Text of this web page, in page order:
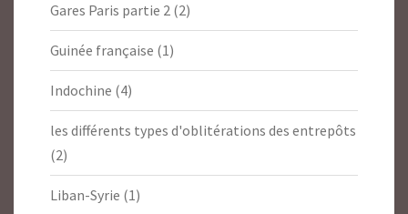
Gares Paris partie 2 (2)
Guinée française (1)
Indochine (4)
les différents types d'oblitérations des entrepôts
(2)
Liban-Syrie (1)